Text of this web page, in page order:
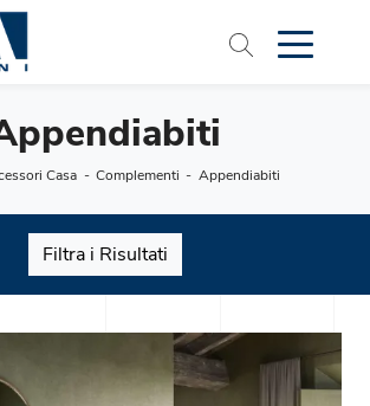
Casa - Complementi - Appendiabiti
Filtra i Risultati